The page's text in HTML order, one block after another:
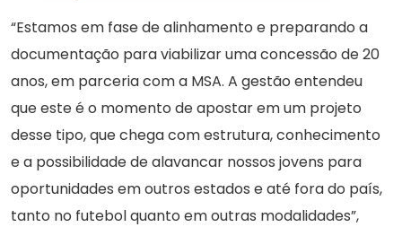
“Estamos em fase de alinhamento e preparando a
documentação para viabilizar uma concessão de 20
anos, em parceria com a MSA. A gestão entendeu
que este é o momento de apostar em um projeto
desse tipo, que chega com estrutura, conhecimento
e a possibilidade de alavancar nossos jovens para
oportunidades em outros estados e até fora do país,
tanto no futebol quanto em outras modalidades”,